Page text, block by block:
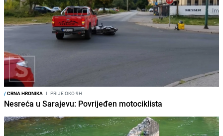
/CRNA HRONIKA I PRIJE OKO 9H
Nesreća u Sarajevu: Povrijeđen motociklista